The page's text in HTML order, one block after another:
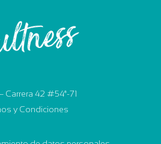
Carrera 42 #54ª-71
y Condiciones